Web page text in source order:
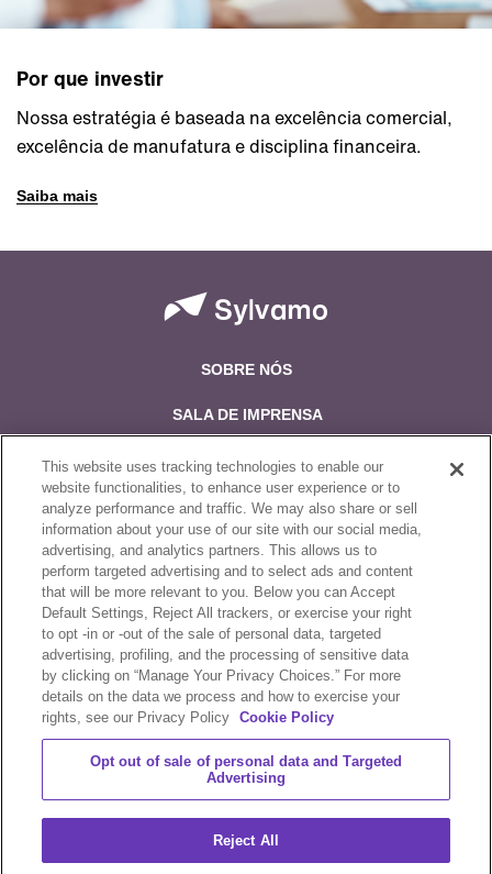
Por que investir
Nossa estratégia é baseada na excelência comercial,
excelência de manufatura e disciplina financeira.
Saiba mais
SOBRE NÓS
SALA DE IMPRENSA
TRABALHE CONOSCO
POR QUE INVESTIR
FALE CONOSCO
Siga-nos no:
Políticas de compra e venda
Declaração de Privacidade
Cookies
This website uses tracking technologies to enable our
website functionalities, to enhance user experience or to
analyze performance and traffic. We may also share or sell
information about your use of our site with our social media,
advertising, and analytics partners. This allows us to
perform targeted advertising and to select ads and content
that will be more relevant to you. Below you can Accept
Default Settings, Reject All trackers, or exercise your right
to opt -in or -out of the sale of personal data, targeted
advertising, profiling, and the processing of sensitive data
by clicking on “Manage Your Privacy Choices.” For more
details on the data we process and how to exercise your
rights, see our Privacy Policy
Cookie Policy
Opt out of sale of personal data and Targeted
Advertising
Reject All